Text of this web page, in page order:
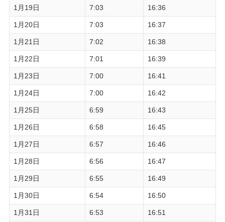
1月19日 7:03 16:36
1月20日 7:03 16:37
1月21日 7:02 16:38
1月22日 7:01 16:39
1月23日 7:00 16:41
1月24日 7:00 16:42
1月25日 6:59 16:43
1月26日 6:58 16:45
1月27日 6:57 16:46
1月28日 6:56 16:47
1月29日 6:55 16:49
1月30日 6:54 16:50
1月31日 6:53 16:51